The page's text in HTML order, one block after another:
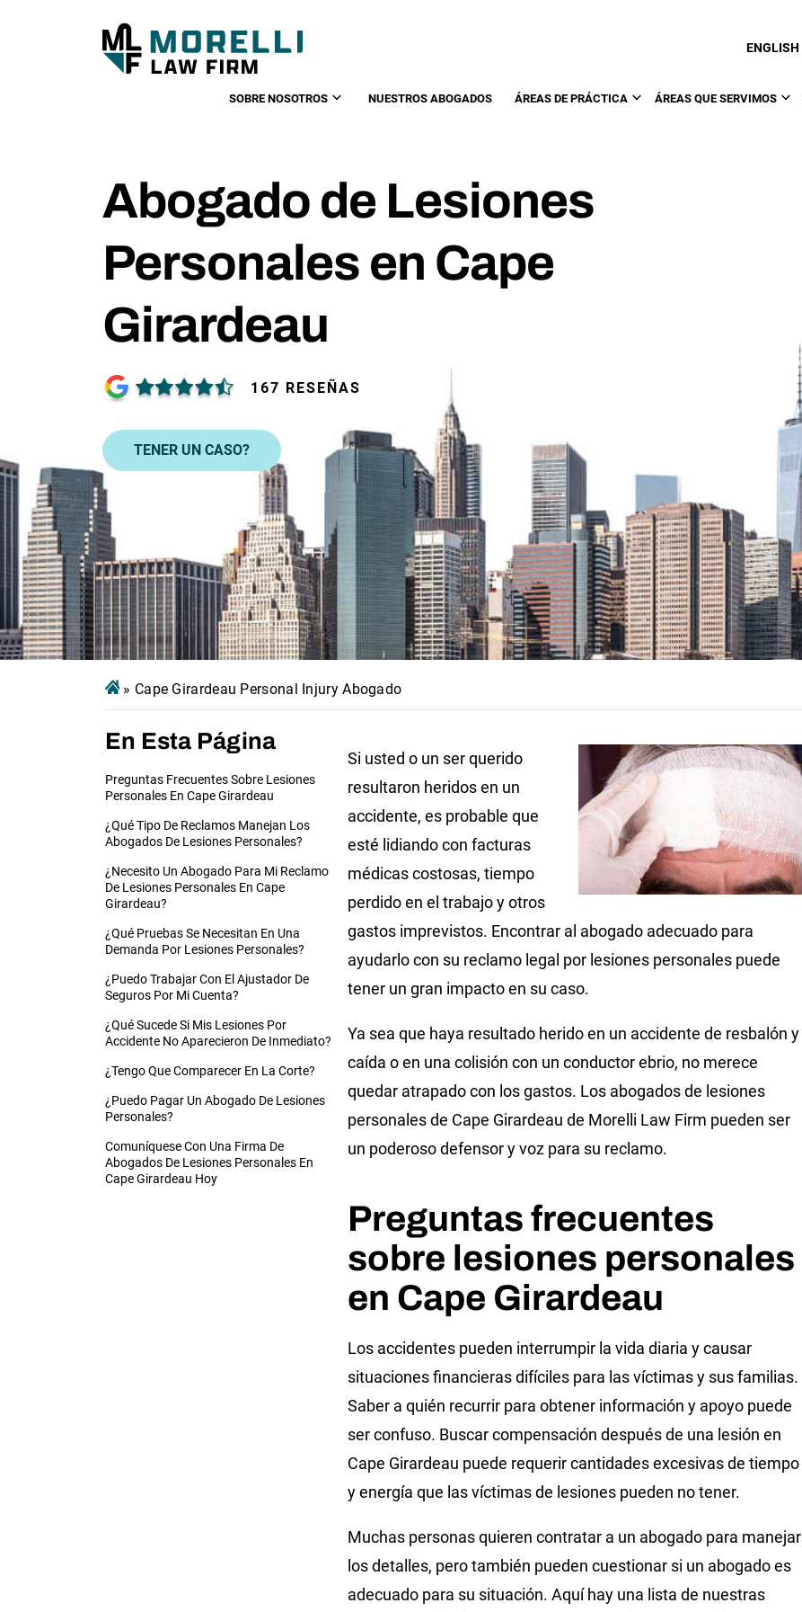
ENGLISH
SOBRE NOSOTROS NUESTROS ABOGADOS ÁREAS DE PRÁCTICA ÁREAS QUE SERVIMOS
Abogado de Lesiones
Personales en Cape
Girardeau
167 RESEÑAS
TENER UN CASO?
» Cape Girardeau Personal Injury Abogado
En Esta Página
Preguntas Frecuentes Sobre Lesiones
Personales En Cape Girardeau
¿Qué Tipo De Reclamos Manejan Los
Abogados De Lesiones Personales?
¿Necesito Un Abogado Para Mi Reclamo
De Lesiones Personales En Cape
Girardeau?
¿Qué Pruebas Se Necesitan En Una
Demanda Por Lesiones Personales?
¿Puedo Trabajar Con El Ajustador De
Seguros Por Mi Cuenta?
¿Qué Sucede Si Mis Lesiones Por
Accidente No Aparecieron De Inmediato?
¿Tengo Que Comparecer En La Corte?
¿Puedo Pagar Un Abogado De Lesiones
Personales?
Comuníquese Con Una Firma De
Abogados De Lesiones Personales En
Cape Girardeau Hoy
Si usted o un ser querido
resultaron heridos en un
accidente, es probable que
esté lidiando con facturas
médicas costosas, tiempo
perdido en el trabajo y otros
gastos imprevistos. Encontrar al abogado adecuado para
ayudarlo con su reclamo legal por lesiones personales puede
tener un gran impacto en su caso.
Ya sea que haya resultado herido en un accidente de resbalón y
caída o en una colisión con un conductor ebrio, no merece
quedar atrapado con los gastos. Los abogados de lesiones
personales de Cape Girardeau de Morelli Law Firm pueden ser
un poderoso defensor y voz para su reclamo.
Preguntas frecuentes
sobre lesiones personales
en Cape Girardeau
Los accidentes pueden interrumpir la vida diaria y causar
situaciones financieras difíciles para las víctimas y sus familias.
Saber a quién recurrir para obtener información y apoyo puede
ser confuso. Buscar compensación después de una lesión en
Cape Girardeau puede requerir cantidades excesivas de tiempo
y energía que las víctimas de lesiones pueden no tener.
Muchas personas quieren contratar a un abogado para manejar
los detalles, pero también pueden cuestionar si un abogado es
adecuado para su situación. Aquí hay una lista de nuestras